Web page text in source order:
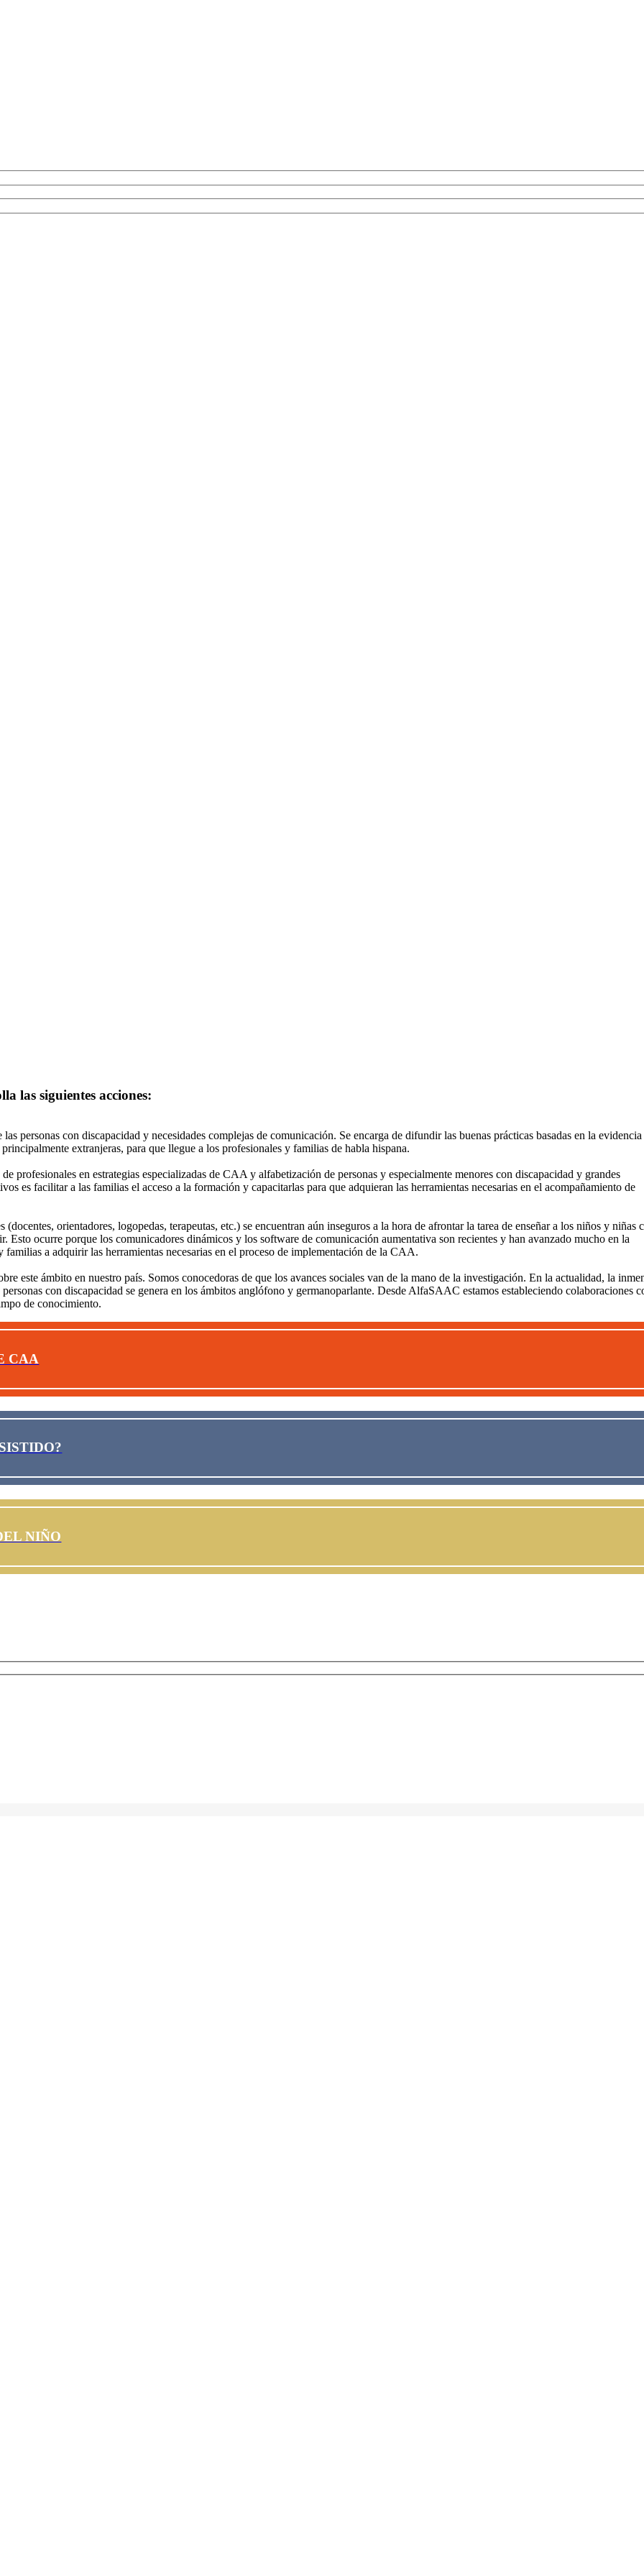
las siguientes acciones:
las personas con discapacidad y necesidades complejas de comunicación. Se encarga de difundir las buenas prácticas basadas en la evidencia
extranjeras, para que llegue a los profesionales y familias de habla hispana.
profesionales en estrategias especializadas de CAA y alfabetización de personas y especialmente menores con discapacidad y grandes
es facilitar a las familias el acceso a la formación y capacitarlas para que adquieran las herramientas necesarias en el acompañamiento de
(docentes, orientadores, logopedas, terapeutas, etc.) se encuentran aún inseguros a la hora de afrontar la tarea de enseñar a los niños y niñas
Esto ocurre porque los comunicadores dinámicos y los software de comunicación aumentativa son recientes y han avanzado mucho en la
a adquirir las herramientas necesarias en el proceso de implementación de la CAA.
este ámbito en nuestro país. Somos conocedoras de que los avances sociales van de la mano de la investigación. En la actualidad, la
con discapacidad se genera en los ámbitos anglófono y germanoparlante. Desde AlfaSAAC estamos estableciendo colaboraciones
de conocimiento.
CAA
NIÑO